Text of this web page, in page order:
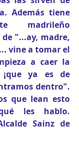
Además tiene
madrileño
"...ay, madre,
vine a tomar el
a caer la
¡que ya es de
dentro".
que lean esto
les hablo.
Sainz de